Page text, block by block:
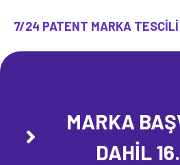
atla7/24 PATENT MARKA TESCILI
MARKA
DAHİL